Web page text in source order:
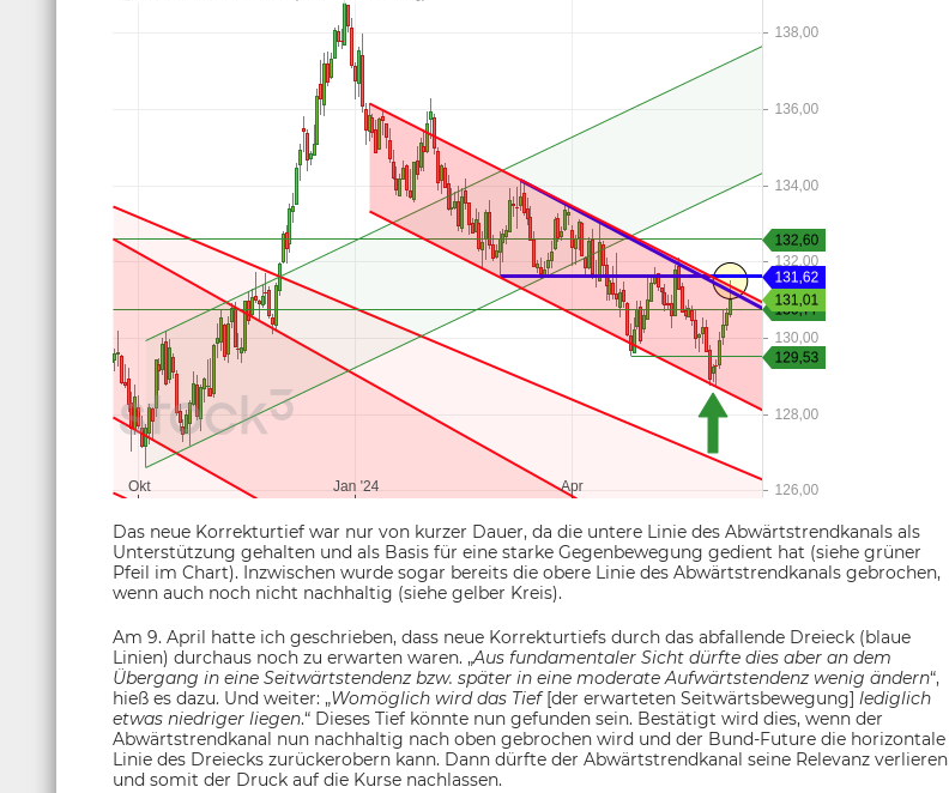
Das neue Korrekturtief war nur von kurzer Dauer, da die untere Linie des Abwärtstrendkanals als
Unterstützung gehalten und als Basis für eine starke Gegenbewegung gedient hat (siehe grüner
Pfeil im Chart). Inzwischen wurde sogar bereits die obere Linie des Abwärtstrendkanals gebrochen,
wenn auch noch nicht nachhaltig (siehe gelber Kreis).
Am 9. April hatte ich geschrieben, dass neue Korrekturtiefs durch das abfallende Dreieck (blaue
Linien) durchaus noch zu erwarten waren. „Aus fundamentaler Sicht dürfte dies aber an dem
Übergang in eine Seitwärtstendenz bzw. später in eine moderate Aufwärtstendenz wenig ändern“,
hieß es dazu. Und weiter: „Womöglich wird das Tief [der erwarteten Seitwärtsbewegung] lediglich
etwas niedriger liegen.“ Dieses Tief könnte nun gefunden sein. Bestätigt wird dies, wenn der
Abwärtstrendkanal nun nachhaltig nach oben gebrochen wird und der Bund-Future die horizontale
Linie des Dreiecks zurückerobern kann. Dann dürfte der Abwärtstrendkanal seine Relevanz verlieren
und somit der Druck auf die Kurse nachlassen.